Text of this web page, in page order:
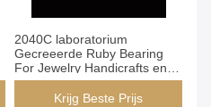
2040C laboratorium
Gecreeerde Ruby Bearing
For Jewelry Handicrafts en
Klokken
Krijg Beste Prijs